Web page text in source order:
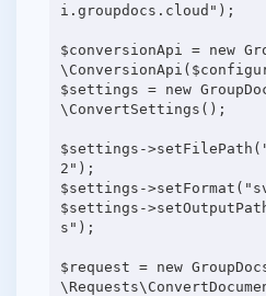
i.groupdocs.cloud");
$conversionApi = new
$settings = new
\ConvertSettings();
$settings-
2");
$settings-
$settings-
s");
$request = new